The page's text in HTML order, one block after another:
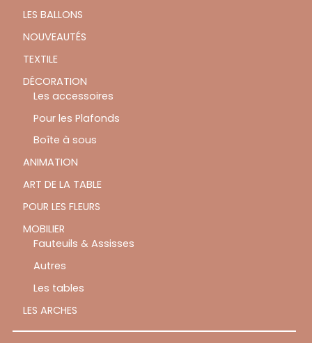
LES BALLONS
NOUVEAUTÉS
TEXTILE
DÉCORATION
Les accessoires
Pour les Plafonds
Boîte à sous
ANIMATION
ART DE LA TABLE
POUR LES FLEURS
MOBILIER
Fauteuils & Assisses
Autres
Les tables
LES ARCHES